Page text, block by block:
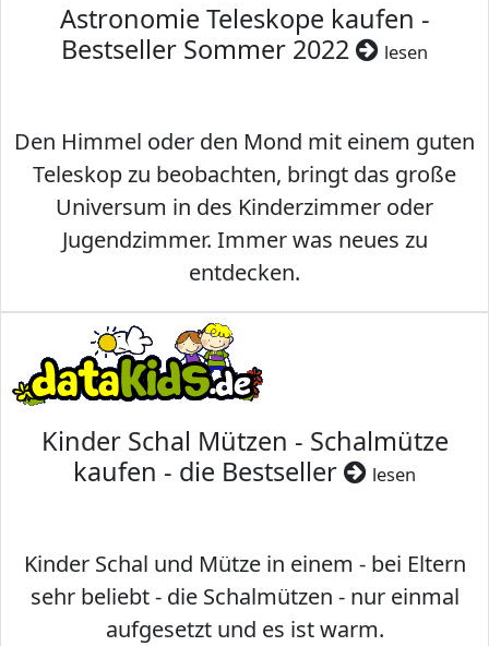
Astronomie Teleskope kaufen -
Bestseller Sommer 2022
lesen
Den Himmel oder den Mond mit einem guten
Teleskop zu beobachten, bringt das große
Universum in des Kinderzimmer oder
Jugendzimmer. Immer was neues zu
entdecken.
Kinder Schal Mützen - Schalmütze
kaufen - die Bestseller
lesen
Kinder Schal und Mütze in einem - bei Eltern
sehr beliebt - die Schalmützen - nur einmal
aufgesetzt und es ist warm.